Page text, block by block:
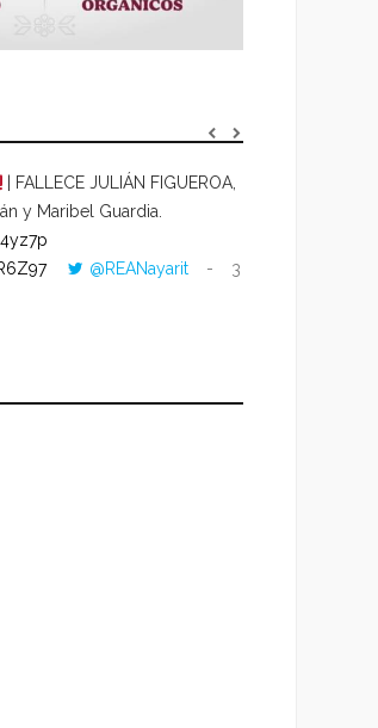
| FALLECE JULIÁN FIGUEROA,
y Maribel Guardia.
@REANayarit
3